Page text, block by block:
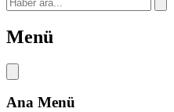
Menü
Ana Menü